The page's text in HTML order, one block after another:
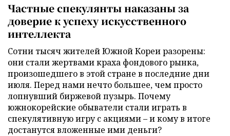
Частные спекулянты наказаны за
доверие к успеху искусственного
интеллекта
Сотни тысяч жителей Южной Кореи разорены:
они стали жертвами краха фондового рынка,
произошедшего в этой стране в последние дни
июля. Перед нами нечто большее, чем просто
лопнувший биржевой пузырь. Почему
южнокорейские обыватели стали играть в
спекулятивную игру с акциями – и кому в итоге
достанутся вложенные ими деньги?